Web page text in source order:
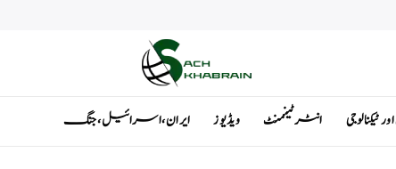
انٹرٹینمنٹ ویڈیوز ایران ، اسرائیل ، جنگ